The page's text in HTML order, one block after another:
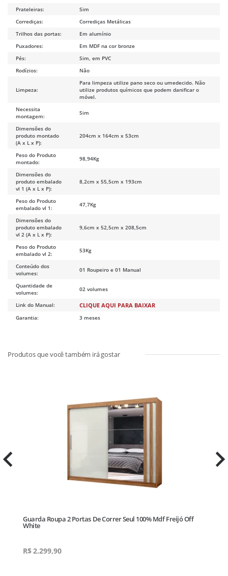
Prateleiras:
Sim
Corrediças:
Corrediças Metálicas
Trilhos das portas:
Em alumínio
Puxadores:
Em MDF na cor bronze
Pés:
Sim, em PVC
Rodízios:
Não
Limpeza:
Para limpeza utilize pano seco ou umedecido. Não
utilize produtos químicos que podem danificar o
móvel.
Necessita
montagem:
Sim
Dimensões do
produto montado
(A x L x P):
204cm x 164cm x 53cm
Peso do Produto
montado:
98,94Kg
Dimensões do
produto embalado
vl 1 (A x L x P):
8,2cm x 55,5cm x 193cm
Peso do Produto
embalado vl 1:
47,7Kg
Dimensões do
produto embalado
vl 2 (A x L x P):
9,6cm x 52,5cm x 208,5cm
Peso do Produto
embalado vl 2:
53Kg
Conteúdo dos
volumes:
01 Roupeiro e 01 Manual
Quantidade de
volumes:
02 volumes
Link do Manual: CLIQUE AQUI PARA BAIXAR
Garantia: 3 meses
Guarda Roupa 2 Portas De Correr Seul 100% Mdf Freijó Off
White
R$2.299,90